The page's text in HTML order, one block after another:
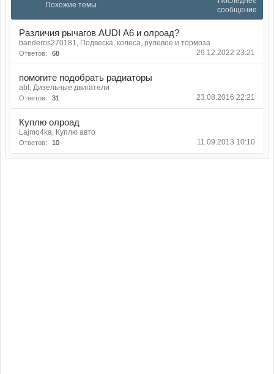
Похожие темы
сообщение
Различия рычагов AUDI А6 и олроад?
banderos270181, Подвеска, колеса, рулевое и тормоза
Ответов: 68 29.12.2022 23:21
помогите подобрать радиаторы
abt, Дизельные двигатели
Ответов: 31 23.08.2016 22:21
Куплю олроад
Lajmo4ka, Куплю авто
Ответов: 10 11.09.2013 10:10